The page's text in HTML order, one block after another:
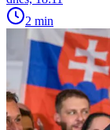
2 min